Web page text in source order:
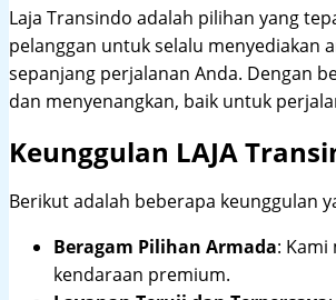
Laja Transindo adalah pilihan yang
pelanggan untuk selalu menyediakan
sepanjang perjalanan Anda. Dengan
dan menyenangkan, baik untuk
Keunggulan LAJA
Berikut adalah beberapa keunggulan
Beragam Pilihan Armada:
kendaraan premium.